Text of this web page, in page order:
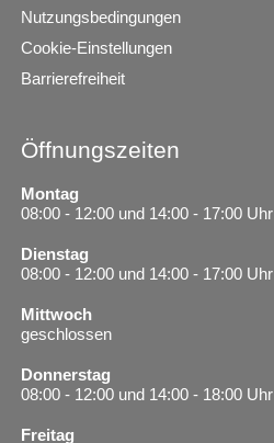
Nutzungsbedingungen
Cookie-Einstellungen
Barrierefreiheit
Öffnungszeiten
Montag
08:00 - 12:00 und 14:00 - 17:00 Uhr
Dienstag
08:00 - 12:00 und 14:00 - 17:00 Uhr
Mittwoch
geschlossen
Donnerstag
08:00 - 12:00 und 14:00 - 18:00 Uhr
Freitag